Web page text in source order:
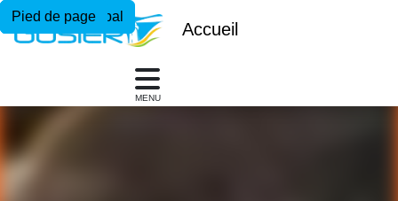
Menu principal
Contenu principal
Pied de page
Accueil
MENU